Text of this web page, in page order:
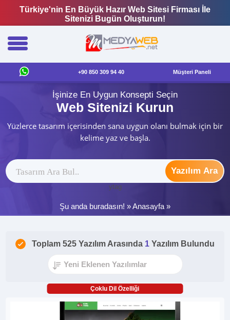
Türkiye'nin En Büyük Hazır Web Sitesi Firması İle
Sitenizi Bugün Oluşturun!
+90 850 309 94 40 Müşteri Paneli
İşinize En Uygun Konsepti Seçin
Web Sitenizi Kurun
Yüzlerce tasarım içerisinden sana uygun olanı bulmak için bir
kelime yaz ve başla.
Yazılım Ara
ytag
Şu anda buradasın! »Anasayfa »
Toplam 525 Yazılım Arasında 1 Yazılım Bulundu
Çoklu Dil Özelliği